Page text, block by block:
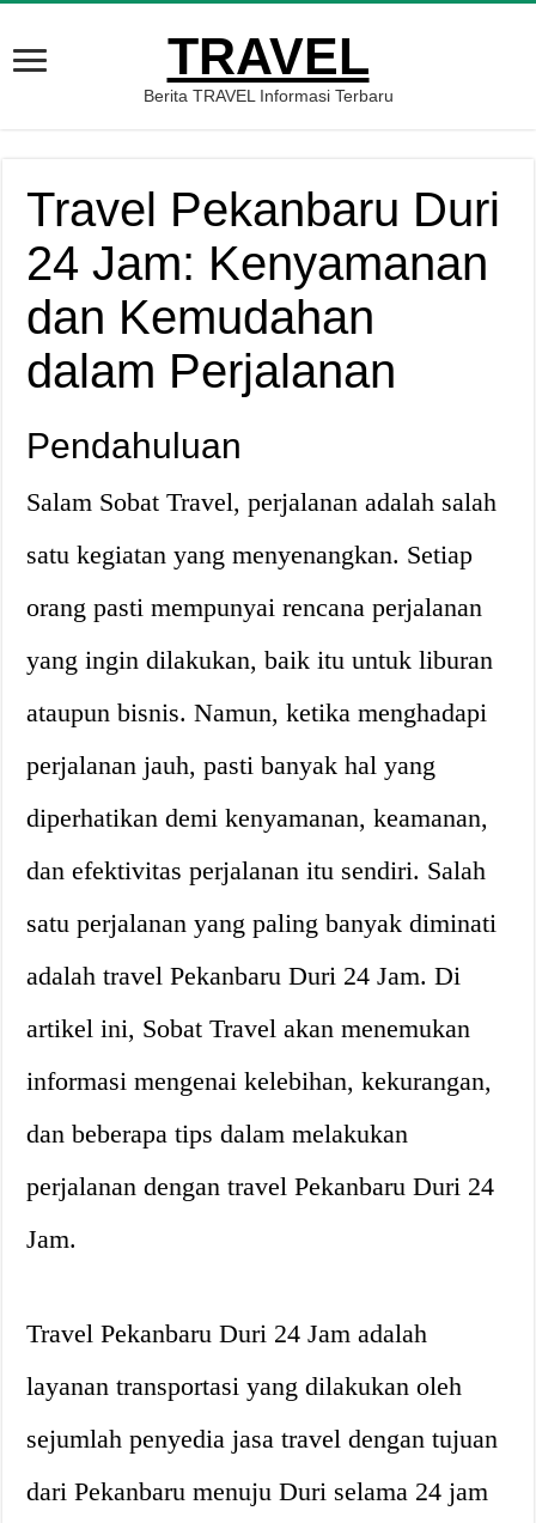
TRAVEL
Berita TRAVEL Informasi Terbaru
Travel Pekanbaru Duri
24 Jam: Kenyamanan
dan Kemudahan
dalam Perjalanan
Pendahuluan
Salam Sobat Travel, perjalanan adalah salah
satu kegiatan yang menyenangkan. Setiap
orang pasti mempunyai rencana perjalanan
yang ingin dilakukan, baik itu untuk liburan
ataupun bisnis. Namun, ketika menghadapi
perjalanan jauh, pasti banyak hal yang
diperhatikan demi kenyamanan, keamanan,
dan efektivitas perjalanan itu sendiri. Salah
satu perjalanan yang paling banyak diminati
adalah travel Pekanbaru Duri 24 Jam. Di
artikel ini, Sobat Travel akan menemukan
informasi mengenai kelebihan, kekurangan,
dan beberapa tips dalam melakukan
perjalanan dengan travel Pekanbaru Duri 24
Jam.
Travel Pekanbaru Duri 24 Jam adalah
layanan transportasi yang dilakukan oleh
sejumlah penyedia jasa travel dengan tujuan
dari Pekanbaru menuju Duri selama 24 jam